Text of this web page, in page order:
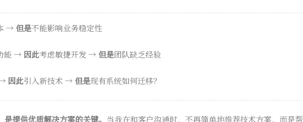
→ 但是不能影响业务稳定性
能 → 因此考虑敏捷开发 → 但是团队缺乏经验
因此引入新技术 → 但是现有系统如何迁移？
提供优质解决方案的关键。 当我在和客户沟通时，不再简单地推荐技术方案，而是帮